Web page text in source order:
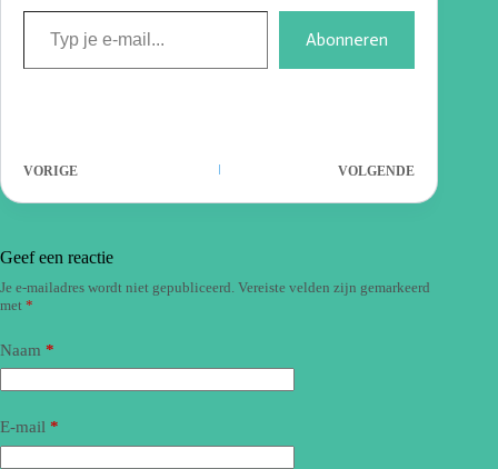
Abonneren
VORIGE VOLGENDE
Geef een reactie
Je e-mailadres wordt niet gepubliceerd. Vereiste velden zijn gemarkeerd
met *
Naam *
E-mail *